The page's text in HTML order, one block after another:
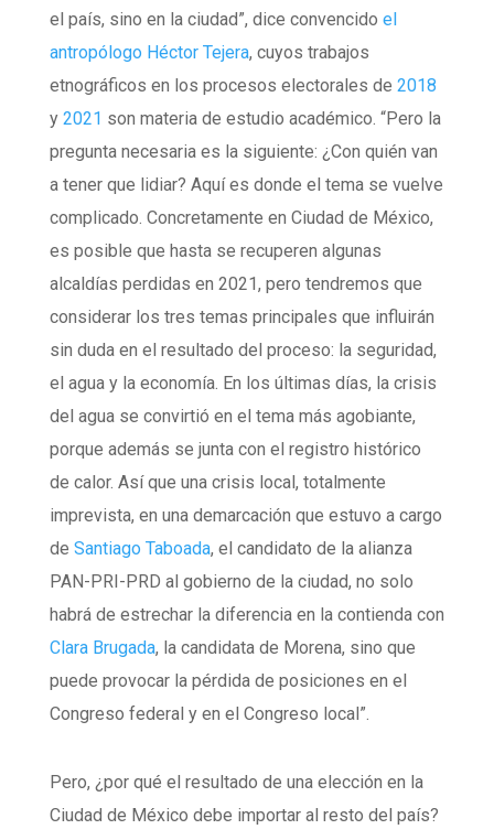
el país, sino en la ciudad”, dice convencido el
antropólogo Héctor Tejera, cuyos trabajos
etnográficos en los procesos electorales de 2018
y 2021 son materia de estudio académico. “Pero la
pregunta necesaria es la siguiente: ¿Con quién van
a tener que lidiar? Aquí es donde el tema se vuelve
complicado. Concretamente en Ciudad de México,
es posible que hasta se recuperen algunas
alcaldías perdidas en 2021, pero tendremos que
considerar los tres temas principales que influirán
sin duda en el resultado del proceso: la seguridad,
el agua y la economía. En los últimas días, la crisis
del agua se convirtió en el tema más agobiante,
porque además se junta con el registro histórico
de calor. Así que una crisis local, totalmente
imprevista, en una demarcación que estuvo a cargo
de Santiago Taboada, el candidato de la alianza
PAN-PRI-PRD al gobierno de la ciudad, no solo
habrá de estrechar la diferencia en la contienda con
Clara Brugada, la candidata de Morena, sino que
puede provocar la pérdida de posiciones en el
Congreso federal y en el Congreso local”.
Pero, ¿por qué el resultado de una elección en la
Ciudad de México debe importar al resto del país?